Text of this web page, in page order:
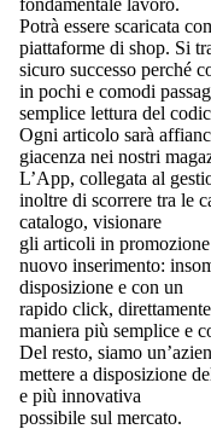
Potrà essere scaricata
piattaforme di shop. Si
sicuro successo perché
in pochi e comodi
semplice lettura del
Ogni articolo sarà
giacenza nei nostri
L’App, collegata al
inoltre di scorrere tra le
catalogo, visionare
gli articoli in
nuovo inserimento:
disposizione e con un
rapido click,
maniera più semplice e
Del resto, siamo
mettere a disposizione
e più innovativa
possibile sul mercato.